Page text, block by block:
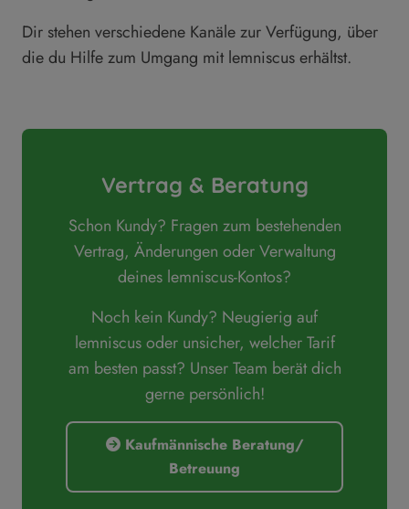
Dir stehen verschiedene Kanäle zur Verfügung, über
die du Hilfe zum Umgang mit lemniscus erhältst.
Vertrag & Beratung
Schon Kundy? Fragen zum bestehenden
Vertrag, Änderungen oder Verwaltung
deines lemniscus-Kontos?
Noch kein Kundy? Neugierig auf
lemniscus oder unsicher, welcher Tarif
am besten passt? Unser Team berät dich
gerne persönlich!
Kaufmännische Beratung/
Betreuung